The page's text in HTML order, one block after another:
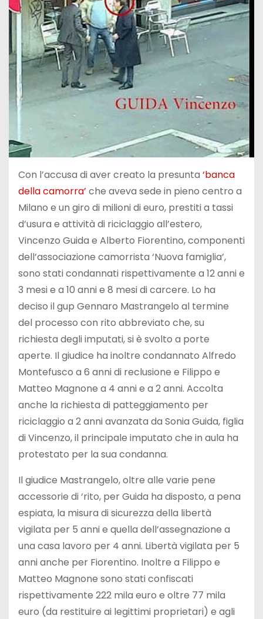
Con l’accusa di aver creato la presunta ‘banca
della camorra’ che aveva sede in pieno centro a
Milano e un giro di milioni di euro, prestiti a tassi
d’usura e attività di riciclaggio all’estero,
Vincenzo Guida e Alberto Fiorentino, componenti
dell’associazione camorrista ‘Nuova famiglia’,
sono stati condannati rispettivamente a 12 anni e
3 mesi e a 10 anni e 8 mesi di carcere. Lo ha
deciso il gup Gennaro Mastrangelo al termine
del processo con rito abbreviato che, su
richiesta degli imputati, si è svolto a porte
aperte. Il giudice ha inoltre condannato Alfredo
Montefusco a 6 anni di reclusione e Filippo e
Matteo Magnone a 4 anni e a 2 anni. Accolta
anche la richiesta di patteggiamento per
riciclaggio a 2 anni avanzata da Sonia Guida, figlia
di Vincenzo, il principale imputato che in aula ha
protestato per la sua condanna.
Il giudice Mastrangelo, oltre alle varie pene
accessorie di ‘rito, per Guida ha disposto, a pena
espiata, la misura di sicurezza della libertà
vigilata per 5 anni e quella dell’assegnazione a
una casa lavoro per 4 anni. Libertà vigilata per 5
anni anche per Fiorentino. Inoltre a Filippo e
Matteo Magnone sono stati confiscati
rispettivamente 222 mila euro e oltre 77 mila
euro (da restituire ai legittimi proprietari) e agli